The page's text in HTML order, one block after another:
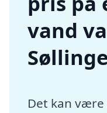
vand
Søllinge
Det kan